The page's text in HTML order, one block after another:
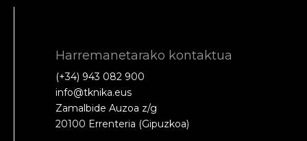
Harremanetarako kontaktua
(+34) 943 082 900
info@tknika.eus
Zamalbide Auzoa z/g
20100 Errenteria (Gipuzkoa)